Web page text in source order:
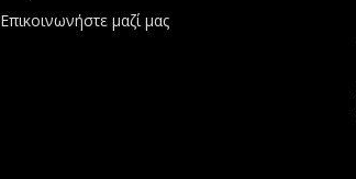
Επικοινωνήστε μαζί μας